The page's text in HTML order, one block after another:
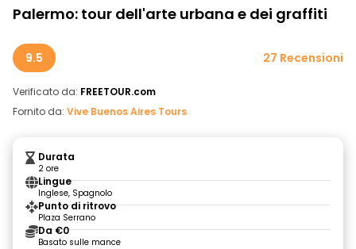
Palermo: tour dell'arte urbana e dei graffiti
9.5 27 Recensioni
Verificato da: FREETOUR.com
Fornito da: Vive Buenos Aires Tours
Durata
2 ore
Lingue
Inglese, Spagnolo
Punto di ritrovo
Plaza Serrano
Da €0
Basato sulle mance